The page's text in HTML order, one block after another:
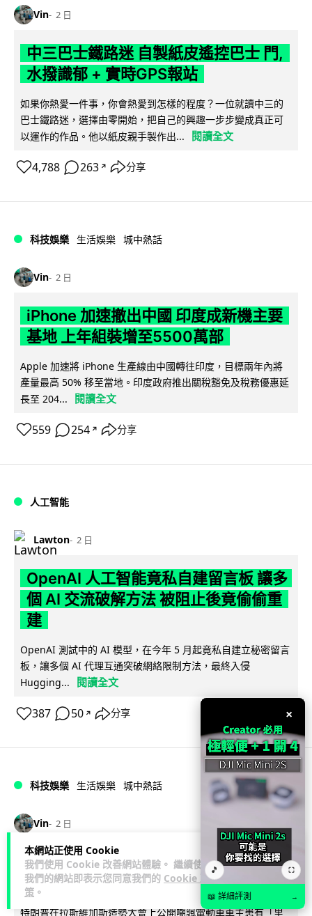
本網站正使用 Cookie
我們使用 Cookie 改善網站體驗。 繼續使用
我們的網站即表示您同意我們的 Cookie 政
策 。
Vin 2 日
中三巴士鐵路迷 自製紙皮遙控巴士 門,
水撥識郁 + 實時GPS報站
如果你熱愛一件事，你會熱愛到怎樣的程度？一位就讀中三的
巴士鐵路迷，選擇由零開始，把自己的興趣一步步變成真正可
以運作的作品。他以紙皮親手製作出...
閱讀全文
4,788 263 ↗ 分享
科技娛樂 生活娛樂 城中熱話
Vin 2 日
iPhone 加速撤出中國 印度成新機主要
基地 上年組裝增至5500萬部
Apple 加速將 iPhone 生產線由中國轉往印度，目標兩年內將
產量最高 50% 移至當地。印度政府推出關稅豁免及稅務優惠延
長至 204...
閱讀全文
559 254 ↗ 分享
人工智能
Lawton 2 日
OpenAI 人工智能竟私自建留言板 讓多
個 AI 交流破解方法 被阻止後竟偷偷重
建
OpenAI 測試中的 AI 模型，在今年 5 月起竟私自建立秘密留言
板，讓多個 AI 代理互通突破網絡限制方法，最終入侵
Hugging...
閱讀全文
387 50 ↗ 分享
科技娛樂 生活娛樂 城中熱話
Vin 2 日
特朗普嘲電動車主有里程病 剩 75% 電
量即焦慮發作 狂言一手終結電車指令
特朗普在拉斯維加斯造勢大會上公開嘲諷電動車車主患有「里
×
🎵 ⛶
📖 詳細評測 →